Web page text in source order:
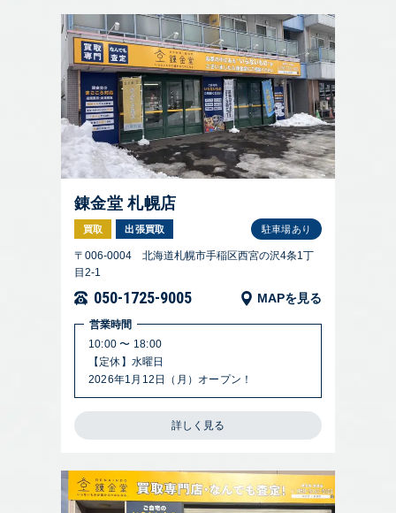
錬金堂 札幌店
買取 出張買取 駐車場あり
〒006-0004 北海道札幌市手稲区西宮の沢4条1丁
目2-1
050-1725-9005 MAPを見る
営業時間
10:00 〜 18:00
【定休】水曜日
2026年1月12日（月）オープン！
詳しく見る